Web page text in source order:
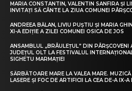
MARIA CONSTANTIN, VALENTIN SANFIRA ȘI
INVITAȚI SĂ CÂNTE LA ZIUA COMUNEI
ANDREEA BĂLAN, LIVIU PUȘTIU ȘI MARIA
XI-A EDIȚIE A ZILEI COMUNEI OSICA DE JOS
ANSAMBLUL „BRÂULEȚUL” DIN
JUDEȚUL OLT LA FESTIVALUL
SIGHETU MARMAȚIEI
SĂRBĂTOARE MARE LA VALEA MARE.
LASERE ȘI FOC DE ARTIFICII LA CEA DE-A IX-A